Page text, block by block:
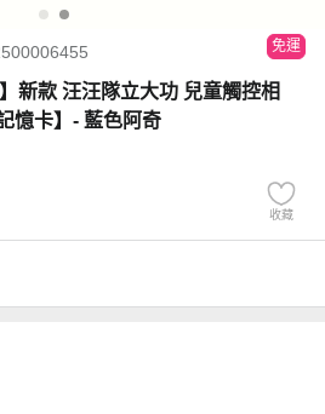
免運
新款 汪汪隊立大功 兒童觸控相
憶卡】- 藍色阿奇
收藏